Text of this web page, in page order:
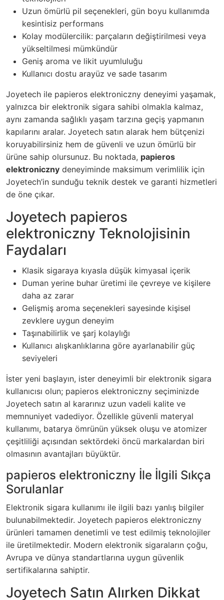
Uzun ömürlü pil seçenekleri, gün boyu kullanımda
kesintisiz performans
Kolay modülercilik: parçaların değiştirilmesi veya
yükseltilmesi mümkündür
Geniş aroma ve likit uyumluluğu
Kullanıcı dostu arayüz ve sade tasarım
Joyetech ile papieros elektroniczny deneyimi yaşamak,
yalnızca bir elektronik sigara sahibi olmakla kalmaz,
aynı zamanda sağlıklı yaşam tarzına geçiş yapmanın
kapılarını aralar. Joyetech satın alarak hem bütçenizi
koruyabilirsiniz hem de güvenli ve uzun ömürlü bir
ürüne sahip olursunuz. Bu noktada, papieros
elektroniczny deneyiminde maksimum verimlilik için
Joyetech’in sunduğu teknik destek ve garanti hizmetleri
de öne çıkar.
Joyetech papieros
elektroniczny Teknolojisinin
Faydaları
Klasik sigaraya kıyasla düşük kimyasal içerik
Duman yerine buhar üretimi ile çevreye ve kişilere
daha az zarar
Gelişmiş aroma seçenekleri sayesinde kişisel
zevklere uygun deneyim
Taşınabilirlik ve şarj kolaylığı
Kullanıcı alışkanlıklarına göre ayarlanabilir güç
seviyeleri
İster yeni başlayın, ister deneyimli bir elektronik sigara
kullanıcısı olun; papieros elektroniczny seçiminizde
Joyetech satın al kararınız uzun vadeli kalite ve
memnuniyet vadediyor. Özellikle güvenli materyal
kullanımı, batarya ömrünün yüksek oluşu ve atomizer
çeşitliliği açısından sektördeki öncü markalardan biri
olmasının avantajları büyüktür.
papieros elektroniczny İle İlgili Sıkça
Sorulanlar
Elektronik sigara kullanımı ile ilgili bazı yanlış bilgiler
bulunabilmektedir. Joyetech papieros elektroniczny
ürünleri tamamen denetimli ve test edilmiş teknolojiler
ile üretilmektedir. Modern elektronik sigaraların çoğu,
Avrupa ve dünya standartlarına uygun güvenlik
sertifikalarına sahiptir.
Joyetech Satın Alırken Dikkat